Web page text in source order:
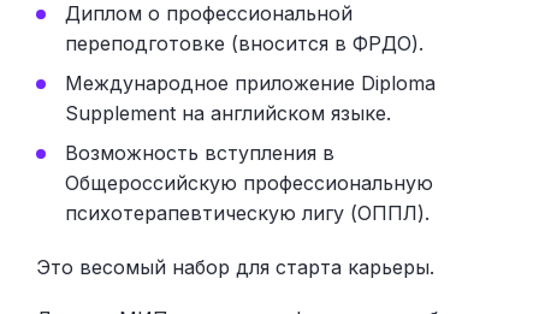
Диплом о профессиональной
переподготовке (вносится в ФРДО).
Международное приложение Diploma
Supplement на английском языке.
Возможность вступления в
Общероссийскую профессиональную
психотерапевтическую лигу (ОППЛ).
Это весомый набор для старта карьеры.